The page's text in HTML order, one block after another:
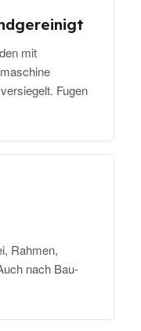
mit
Fugen
Rahmen,
nach Bau-